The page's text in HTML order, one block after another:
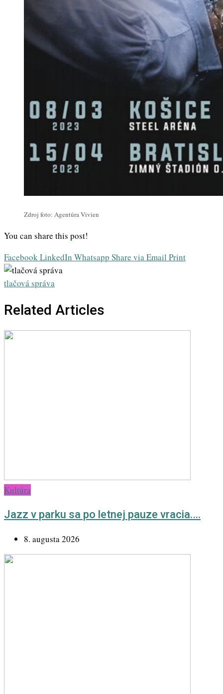
Zdroj foto: Agentúra Vivien
You can share this post!
FacebookLinkedIn Whatsapp Share via Email Print
tlačová správa
Related Articles
Kultúra
Jazz v parku sa po letnej pauze vracia.…
8. augusta 2026